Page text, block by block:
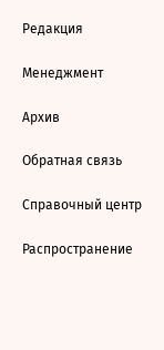
Редакция
Менеджмент
Архив
Обратная связь
Справочный центр
Распространение